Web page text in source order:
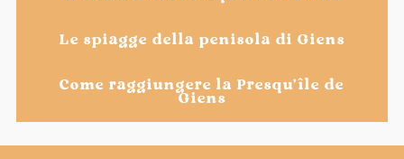
Le spiagge della penisola di Giens
Come raggiungere la Presqu’île de
Giens